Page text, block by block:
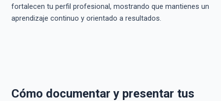
fortalecen tu perfil profesional, mostrando que mantienes un
aprendizaje continuo y orientado a resultados.
Cómo documentar y presentar tus